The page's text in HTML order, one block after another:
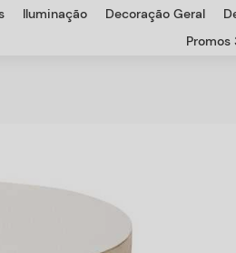
Iluminação Decoração Geral
Promos